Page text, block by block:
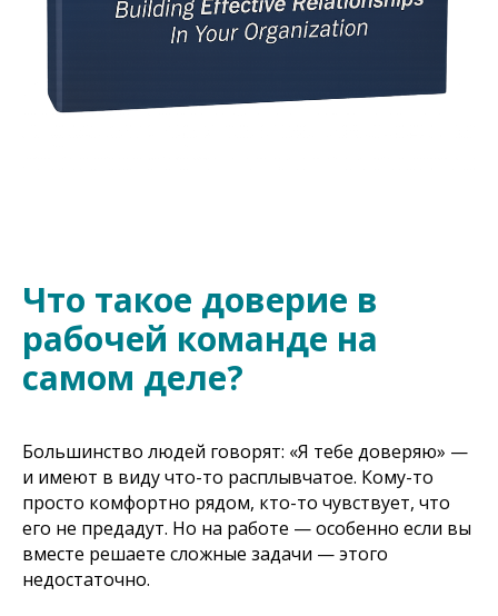
Что такое доверие в
рабочей команде на
самом деле?
Большинство людей говорят: «Я тебе доверяю» —
и имеют в виду что-то расплывчатое. Кому-то
просто комфортно рядом, кто-то чувствует, что
его не предадут. Но на работе — особенно если вы
вместе решаете сложные задачи — этого
недостаточно.